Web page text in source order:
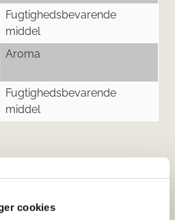
cookies
Fugtighedsbevarende
middel
Aroma
Fugtighedsbevarende
middel
detaljerede
det kosttilskud,